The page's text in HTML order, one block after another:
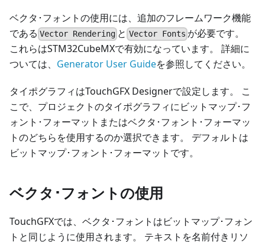
ベクタ･フォントの使用には、追加のフレームワーク機能
である Vector Rendering と Vector Fonts が必要です。
これらはSTM32CubeMXで有効になっています。 詳細に
ついては、 Generator User Guideを参照してください。
タイポグラフィはTouchGFX Designerで設定します。 こ
こで、プロジェクトのタイポグラフィにビットマップ･フ
ォント･フォーマットまたはベクタ･フォント･フォーマッ
トのどちらを使用するのか選択できます。 デフォルトは
ビットマップ･フォント･フォーマットです。
ベクタ･フォントの使用
TouchGFXでは、ベクタ･フォントはビットマップ･フォン
トと同じように使用されます。 テキストを名前付きリソ